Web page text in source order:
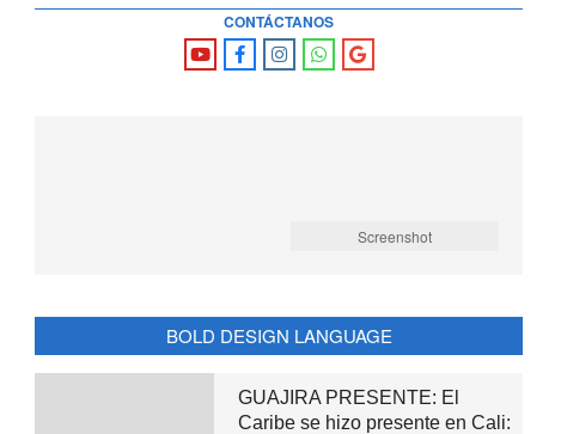
CONTÁCTANOS
Screenshot
BOLD DESIGN LANGUAGE
GUAJIRA PRESENTE: El
Caribe se hizo presente en Cali: